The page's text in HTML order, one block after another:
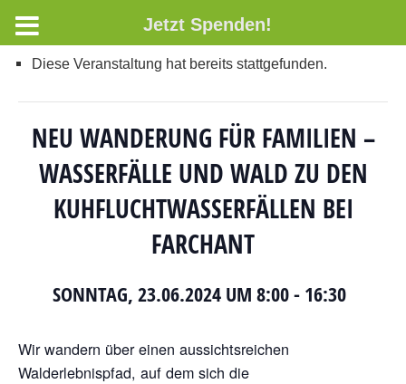
Diese Veranstaltung hat bereits stattgefunden.
NEU WANDERUNG FÜR FAMILIEN –
WASSERFÄLLE UND WALD ZU DEN
KUHFLUCHTWASSERFÄLLEN BEI
FARCHANT
SONNTAG, 23.06.2024 UM 8:00- 16:30
Wir wandern über einen aussichtsreichen
Walderlebnispfad, auf dem sich die
Jetzt Spenden!